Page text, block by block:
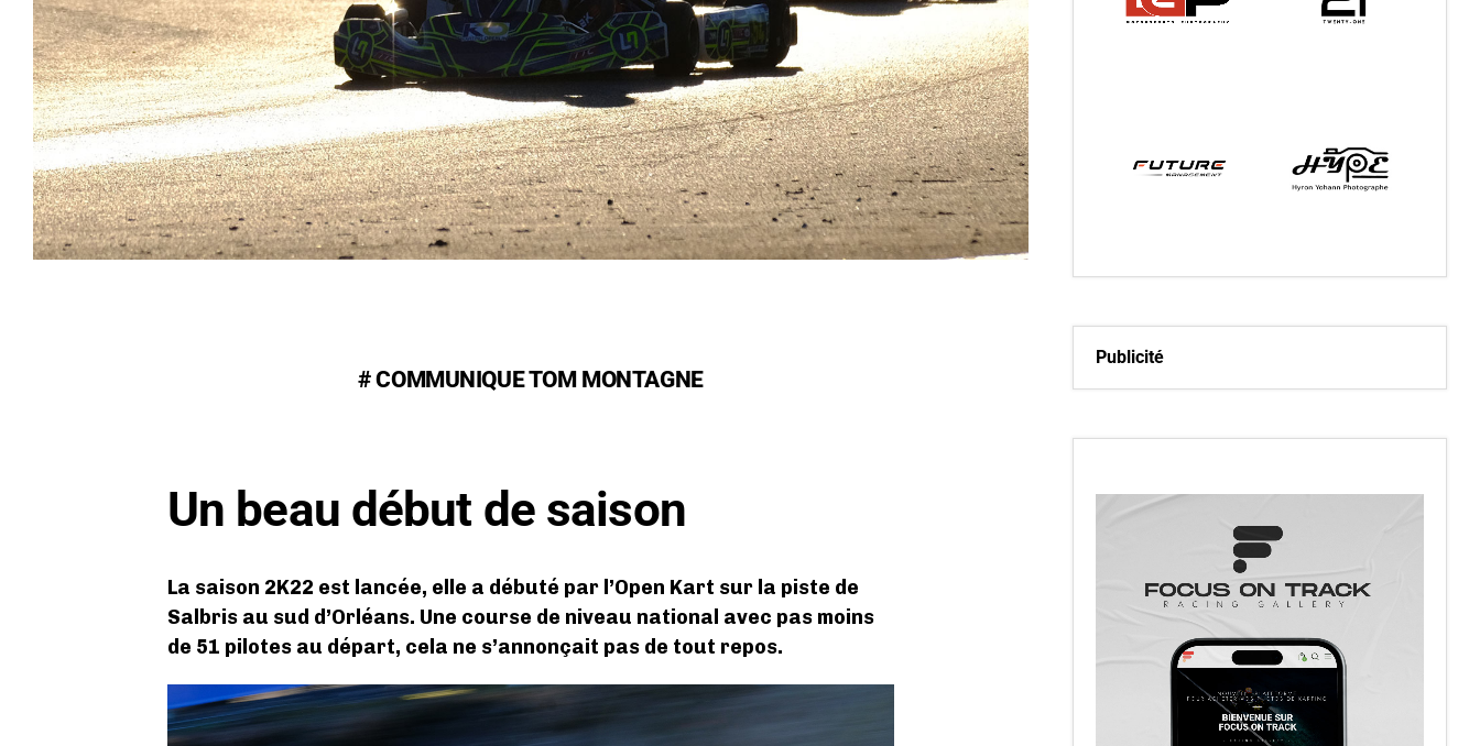
# COMMUNIQUE TOM MONTAGNE
Un beau début de saison
La saison 2K22 est lancée, elle a débuté par l’Open Kart sur la piste de
Salbris au sud d’Orléans. Une course de niveau national avec pas moins
de 51 pilotes au départ, cela ne s’annonçait pas de tout repos.
Publicité